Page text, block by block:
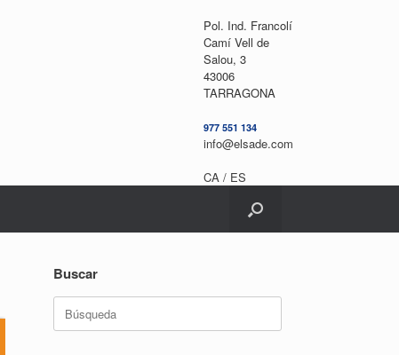
Pol. Ind. Francolí
Camí Vell de
Salou, 3
43006
TARRAGONA
977 551 134
info@elsade.com
CA / ES
Buscar
Buscar: